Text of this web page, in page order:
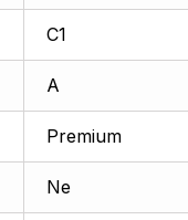
C1
A
Premium
Ne